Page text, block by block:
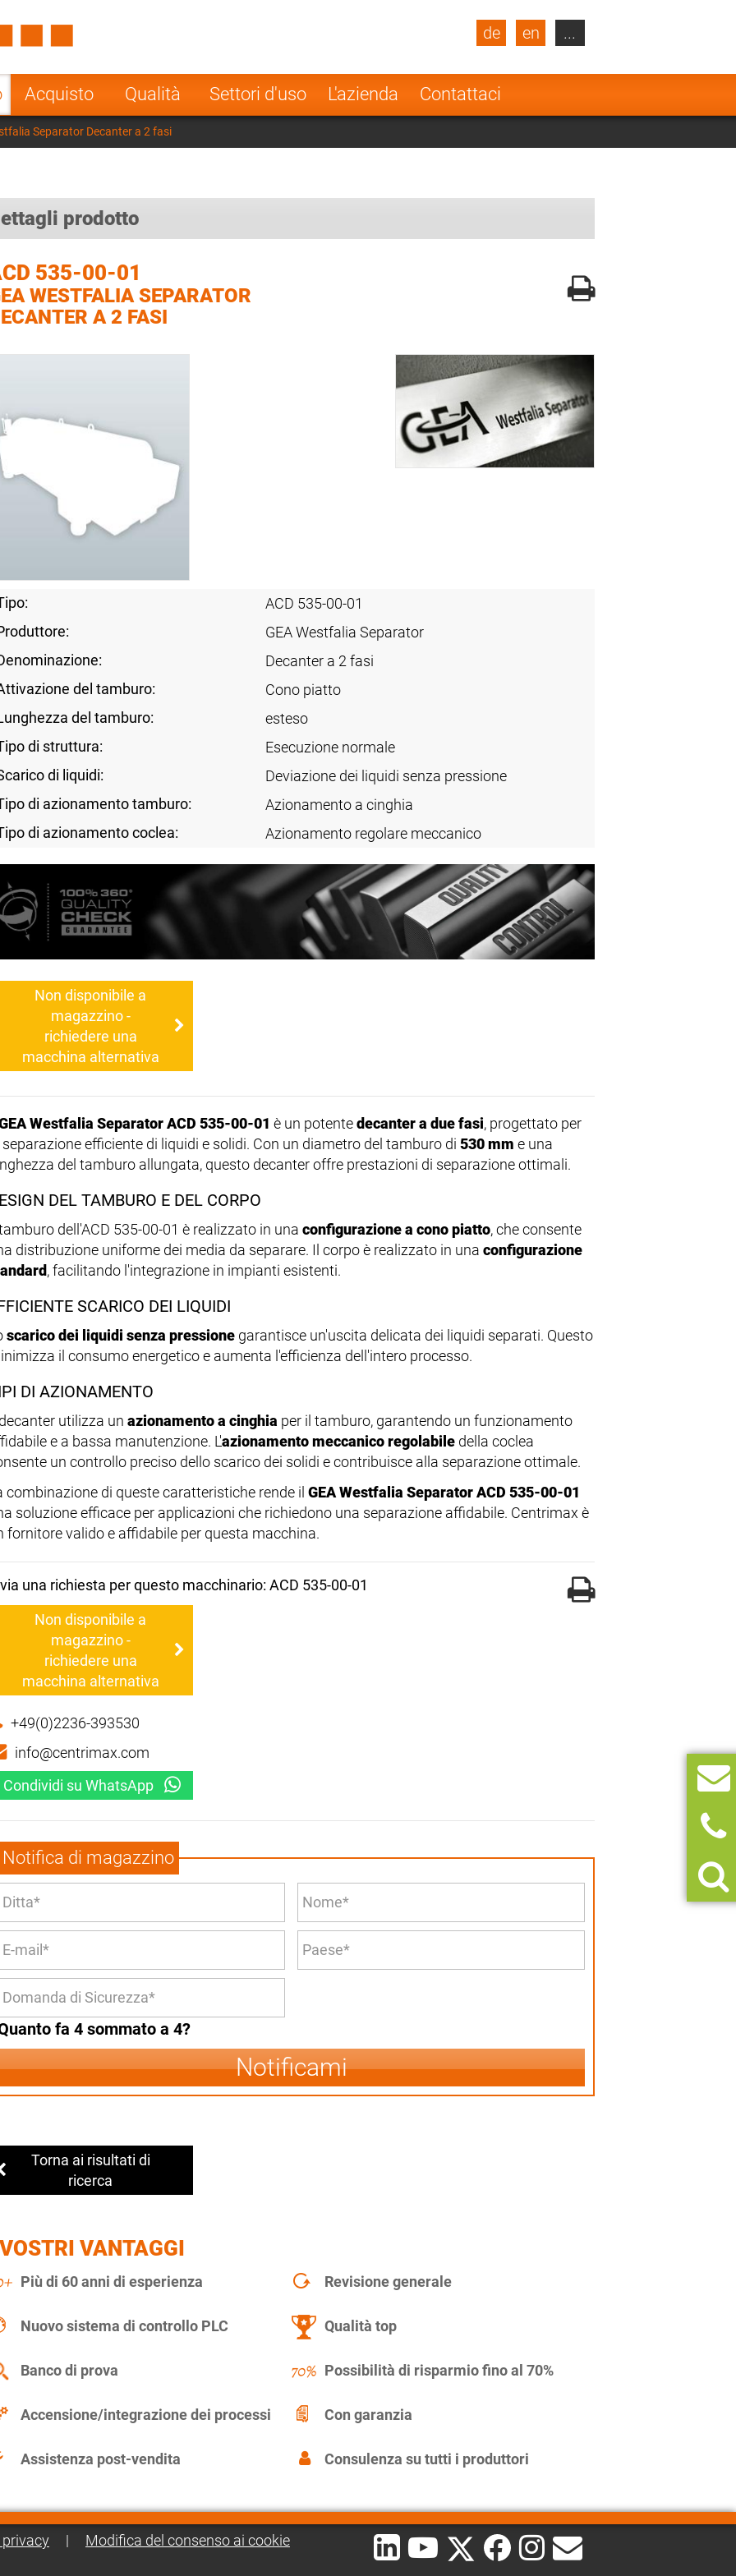
Acquisto Qualità Settori d'uso L'azienda Contattaci
de en
Turkey
Poland Norway
Netherlands
...
Separator Decanter a 2 fasi
prodotto
535-00-01
WESTFALIA SEPARATOR
A 2 FASI
ACD 535-00-01
GEA Westfalia Separator
Decanter a 2 fasi
del tamburo:
Cono piatto
del tamburo:
esteso
di struttura:
Esecuzione normale
di liquidi:
Deviazione dei liquidi senza pressione
di azionamento tamburo:
Azionamento a cinghia
di azionamento coclea:
Azionamento regolare meccanico
Non disponibile a
magazzino -
richiedere una
macchina alternativa
Westfalia Separator ACD 535-00-01 è un potentedecanter a due fasi, progettato per
separazione efficiente di liquidi e solidi. Con un diametro del tamburo di 530 mm e una
del tamburo allungata, questo decanter offre prestazioni di separazione ottimali.
DEL TAMBURO E DEL CORPO
dell'ACD 535-00-01 è realizzato in una configurazione a cono piatto, che consente
distribuzione uniforme dei media da separare. Il corpo è realizzato in una configurazione
, facilitando l'integrazione in impianti esistenti.
SCARICO DEI LIQUIDI
scarico dei liquidi senza pressione garantisce un'uscita delicata dei liquidi separati. Questo
il consumo energetico e aumenta l'efficienza dell'intero processo.
DI AZIONAMENTO
utilizza un azionamento a cinghia per il tamburo, garantendo un funzionamento
e a bassa manutenzione. L'azionamento meccanico regolabile della coclea
un controllo preciso dello scarico dei solidi e contribuisce alla separazione ottimale.
combinazione di queste caratteristiche rende il GEA Westfalia Separator ACD 535-00-01
soluzione efficace per applicazioni che richiedono una separazione affidabile. Centrimax è
fornitore valido e affidabile per questa macchina.
una richiesta per questo macchinario: ACD 535-00-01
Non disponibile a
magazzino -
richiedere una
macchina alternativa
+49(0)2236-393530
info@centrimax.com
Condividi su WhatsApp
Notifica di magazzino
fa 4 sommato a 4?
Notificami
Torna ai risultati di
ricerca
VANTAGGI
Più di 60 anni di esperienza Revisione generale
Nuovo sistema di controllo PLC Qualità top
Banco di prova Possibilità di risparmio fino al 70%
Accensione/integrazione dei processi Con garanzia
Assistenza post-vendita Consulenza su tutti i produttori
| Modifica del consenso ai cookie